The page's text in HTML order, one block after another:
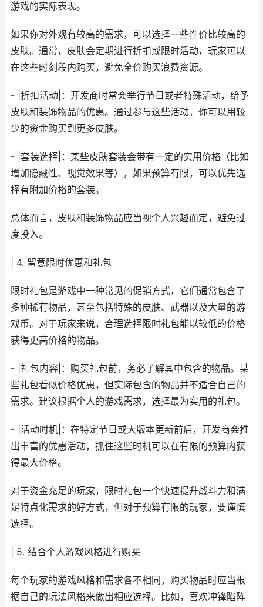
游戏的实际表现。
如果你对外观有较高的需求，可以选择一些性价比较高的
皮肤。通常，皮肤会定期进行折扣或限时活动，玩家可以
在这些时刻段内购买，避免全价购买浪费资源。
- |折扣活动|：开发商时常会举行节日或者特殊活动，给予
皮肤和装饰物品的优惠。通过参与这些活动，你可以用较
少的资金购买到更多皮肤。
- |套装选择|：某些皮肤套装会带有一定的实用价格（比如
增加隐藏性、视觉效果等），如果预算有限，可以优先选
择有附加价格的套装。
总体而言，皮肤和装饰物品应当视个人兴趣而定，避免过
度投入。
| 4. 留意限时优惠和礼包
限时礼包是游戏中一种常见的促销方式，它们通常包含了
多种稀有物品，甚至包括特殊的皮肤、武器以及大量的游
戏币。对于玩家来说，合理选择限时礼包能以较低的价格
获得更高价格的物品。
- |礼包内容|：购买礼包前，务必了解其中包含的物品。某
些礼包看似价格优惠，但实际包含的物品并不适合自己的
需求。建议根据个人的游戏需求，选择最为实用的礼包。
- |活动时机|：在特定节日或大版本更新前后，开发商会推
出丰富的优惠活动，抓住这些时机可以在有限的预算内获
得最大价格。
对于资金充足的玩家，限时礼包一个快速提升战斗力和满
足特点化需求的好方式，但对于预算有限的玩家，要谨慎
选择。
| 5. 结合个人游戏风格进行购买
每个玩家的游戏风格和需求各不相同，购买物品时应当根
据自己的玩法风格来做出相应选择。比如，喜欢冲锋陷阵